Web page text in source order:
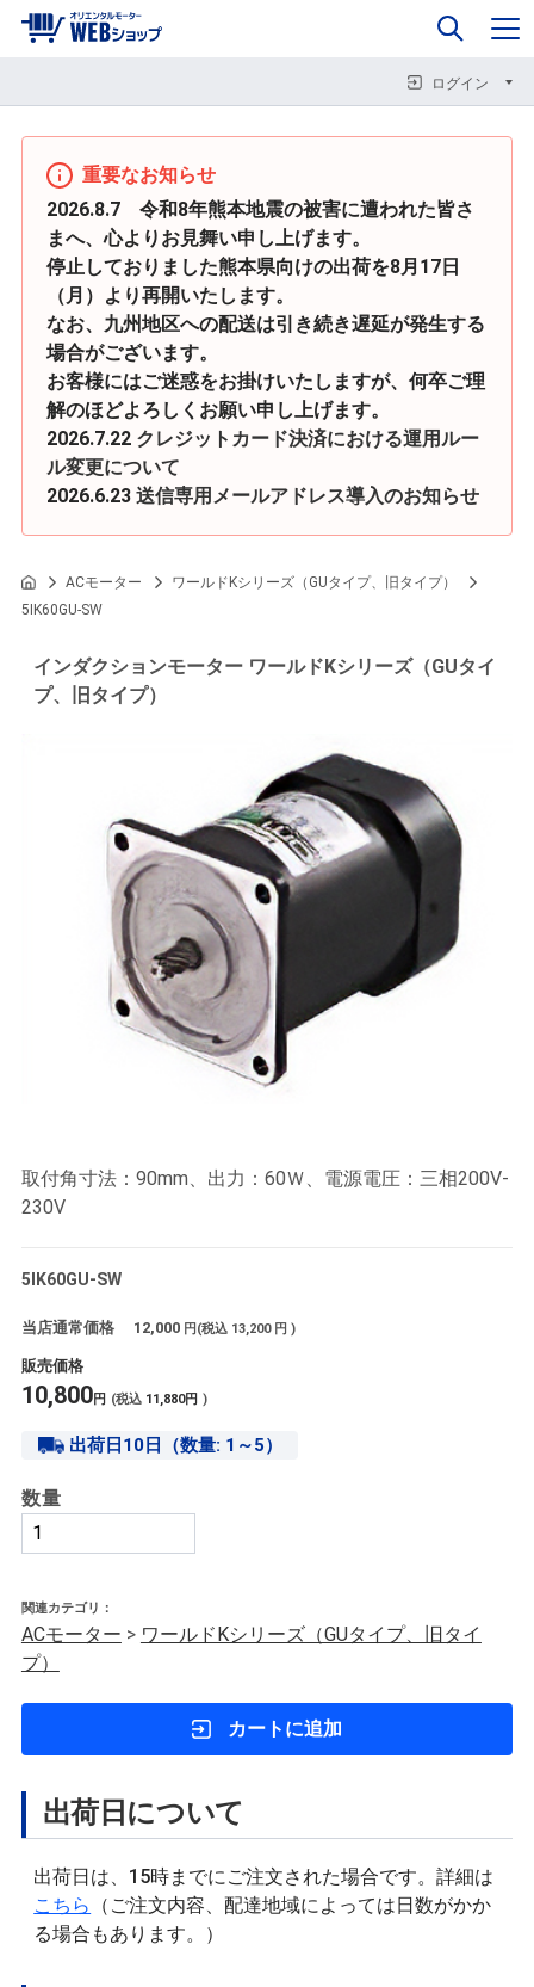
企業情報
ログイン
カート 0
重要なお知らせ
2026.8.7 令和8年熊本地震の被害に遭われた皆さ
まへ、心よりお見舞い申し上げます。
停止しておりました熊本県向けの出荷を8月17日
（月）より再開いたします。
なお、九州地区への配送は引き続き遅延が発生する
場合がございます。
お客様にはご迷惑をお掛けいたしますが、何卒ご理
解のほどよろしくお願い申し上げます。
2026.7.22 クレジットカード決済における運用ルー
ル変更について
2026.6.23 送信専用メールアドレス導入のお知らせ
ACモーター
ワールドKシリーズ（GUタイプ、旧タイプ）
5IK60GU-SW
インダクションモーター ワールドKシリーズ（GUタイ
プ、旧タイプ）
取付角寸法：90mm、出力：60Ｗ、電源電圧：三相200V-
230V
5IK60GU-SW
当店通常価格 12,000 円(税込 13,200 円 )
販売価格
10,800円 (税込 11,880円 )
出荷日10日（数量: 1～5）
数量
関連カテゴリ：
ACモーター > ワールドKシリーズ（GUタイプ、旧タイ
プ）
カートに追加
出荷日について
出荷日は、15時までにご注文された場合です。詳細は
こちら
（ご注文内容、配達地域によっては日数がかか
る場合もあります。）